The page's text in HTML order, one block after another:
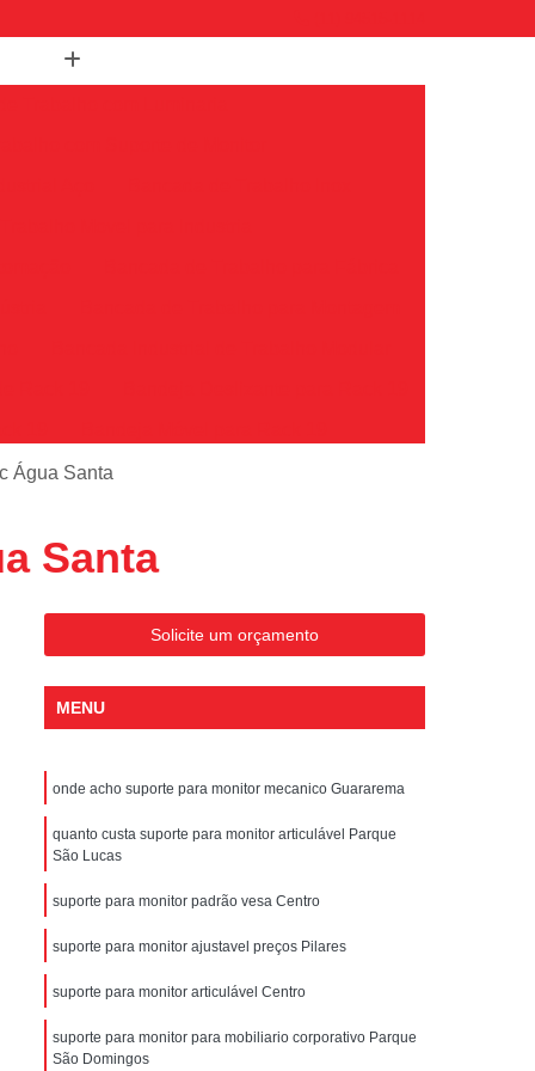
19
Bandeja para Rack Servidor
Bandeja Rack Servidor
Térmico para Data Center
Energética Térmica para Data Center
Térmica para Data Center
Térmica para Data Center
Climatização para Data Center
Data Center com Teto Retrátil
para Data Center Climatizado
para Data Center com Biometria
Data Center com Porta Automática
para Data Center com Teto Basculante
para Data Center com Teto Retrátil
Água Santa
Santa
Solicite um orçamento
MENU
onde acho suporte para monitor mecanico Guararema
quanto custa suporte para monitor articulável Parque
São Lucas
suporte para monitor padrão vesa Centro
suporte para monitor ajustavel preços Pilares
suporte para monitor articulável Centro
suporte para monitor para mobiliario corporativo Parque
São Domingos